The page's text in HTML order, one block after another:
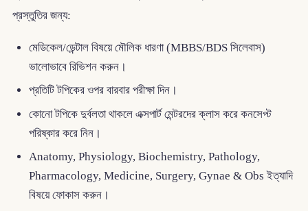
প্রস্তুতির জন্য:
মেডিকেল/ডেন্টাল বিষয়ে মৌলিক ধারণা (MBBS/BDS সিলেবাস)
ভালোভাবে রিভিশন করুন।
প্রতিটি টপিকের ওপর বারবার পরীক্ষা দিন।
কোনো টপিকে দুর্বলতা থাকলে এক্সপার্ট মেন্টরদের ক্লাস করে কনসেপ্ট
পরিষ্কার করে নিন।
Anatomy, Physiology, Biochemistry, Pathology,
Pharmacology, Medicine, Surgery, Gynae & Obs ইত্যাদি
বিষয়ে ফোকাস করুন।